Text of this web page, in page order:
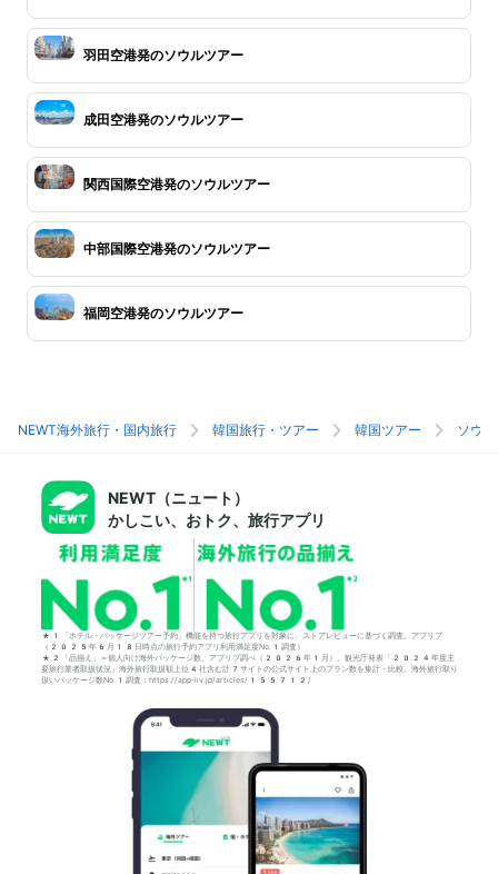
羽田空港発のソウルツアー
成田空港発のソウルツアー
関西国際空港発のソウルツアー
中部国際空港発のソウルツアー
福岡空港発のソウルツアー
NEWT海外旅行・国内旅行 韓国旅行・ツアー 韓国ツアー ソウ
NEWT（ニュート）
かしこい、おトク、旅行アプリ
*1「ホテル・パッケージツアー予約」機能を持つ旅行アプリを対象に、ストアレビューに基づく調査。アプリブ
（2025年6月18日時点の旅行予約アプリ利用満足度No.1調査）
*2「品揃え」＝個人向け海外パッケージ数。アプリブ調べ（2026年1月）。観光庁発表「2024年度主
要旅行業者取扱状況」海外旅行取扱額上位4社含む計7サイトの公式サイト上のプラン数を集計・比較。海外旅行取り
扱いパッケージ数No.1調査：https://app-liv.jp/articles/155712/